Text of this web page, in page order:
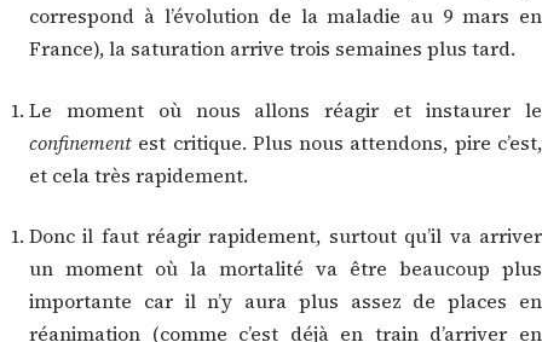
correspond à l’évolution de la maladie au 9 mars en
France), la saturation arrive trois semaines plus tard.
Le moment où nous allons réagir et instaurer le
confinementest critique. Plus nous attendons, pire c’est,
et cela très rapidement.
Donc il faut réagir rapidement, surtout qu’il va arriver
un moment où la mortalité va être beaucoup plus
importante car il n’y aura plus assez de places en
réanimation (comme c’est déjà en train d’arriver en